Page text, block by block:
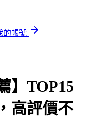
的帳號
】TOP15
高評價不